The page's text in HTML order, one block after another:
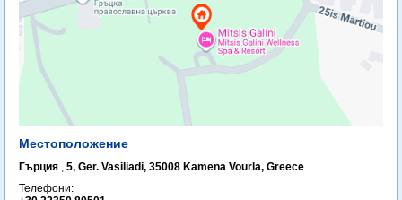
Местоположение
Гърция , 5, Ger. Vasiliadi, 35008 Kamena Vourla, Greece
Телефони: